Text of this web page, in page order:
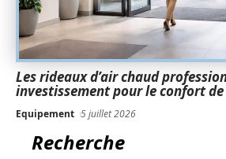
Les rideaux d’air chaud
investissement pour le confort
Equipement 5 juillet 2026
Recherche